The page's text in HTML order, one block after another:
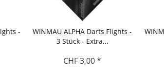
-
WINMAU ALPHA Darts Flights -
3 Stück - Extra...
CHF 3,00 *